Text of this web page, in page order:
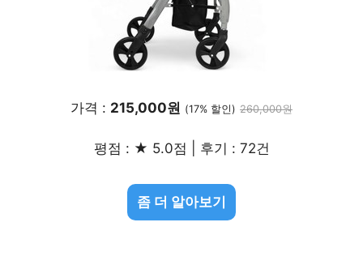
가격 : 215,000원 (17% 할인) 260,000원
평점 : ★ 5.0점 | 후기 : 72건
좀 더 알아보기